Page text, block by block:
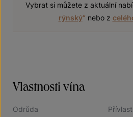
Vybrat si můžete z aktuální
rýnský“ nebo z
Vlastnosti vína
Odrůda